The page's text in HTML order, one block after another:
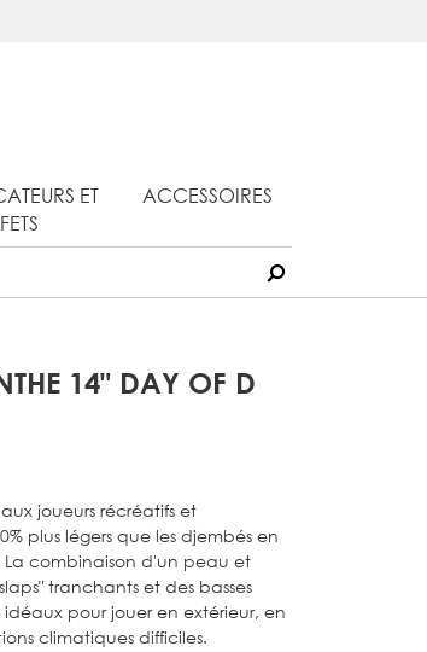
ET
ACCESSOIRES
14" DAY OF D
aux joueurs récréatifs et
plus légers que les djembés en
combinaison d'un peau et
tranchants et des basses
pour jouer en extérieur, en
climatiques difficiles.